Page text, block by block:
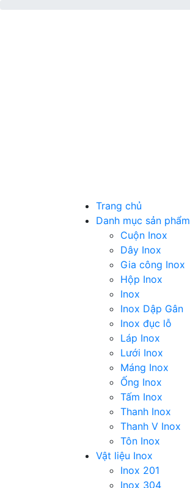
Trang chủ
Danh mục sản phẩm
Cuộn Inox
Dây Inox
Gia công Inox
Hộp Inox
Inox
Inox Dập Gân
Inox đục lỗ
Láp Inox
Lưới Inox
Máng Inox
Ống Inox
Tấm Inox
Thanh Inox
Thanh V Inox
Tôn Inox
Vật liệu Inox
Inox 201
Inox 304